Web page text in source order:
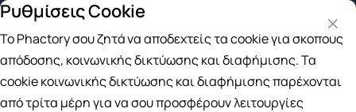
άνω των 49€ Παραλαβή από το Κατάστημα
Αναζήτηση
Αρχική / Εταιρίες / Apivita
Ρυθμίσεις Cookie
Το Phactory σου ζητά να αποδεχτείς τα cookie για σκοπούς
απόδοσης, κοινωνικής δικτύωσης και διαφήμισης. Τα
cookie κοινωνικής δικτύωσης και διαφήμισης παρέχονται
από τρίτα μέρη για να σου προσφέρουν λειτουργίες